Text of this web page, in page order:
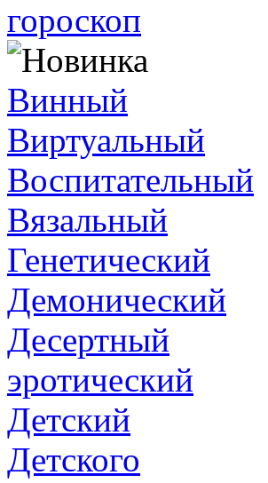
гороскоп
Винный
Виртуальный
Воспитательный
Вязальный
Генетический
Демонический
Десертный
эротический
Детский
Детского